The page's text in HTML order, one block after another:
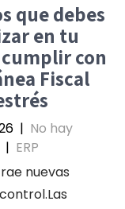
que debes
en tu
cumplir con
Fiscal
| No hay
| ERP
nuevas